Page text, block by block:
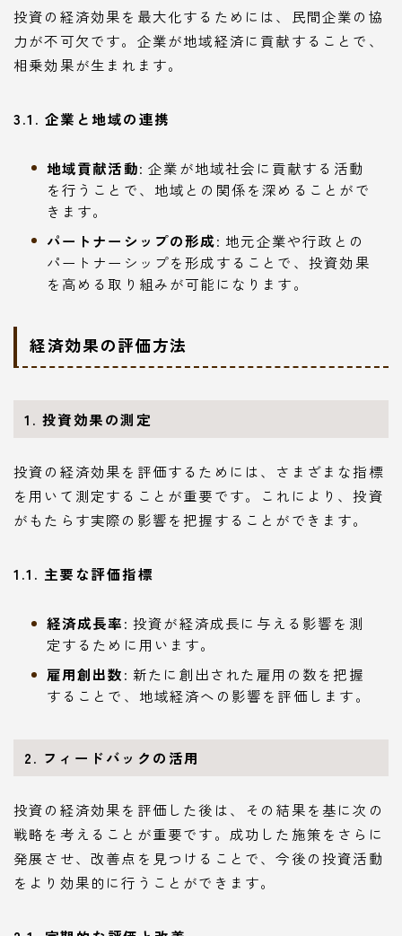
投資の経済効果を最大化するためには、民間企業の協
力が不可欠です。企業が地域経済に貢献することで、
相乗効果が生まれます。
3.1. 企業と地域の連携
地域貢献活動: 企業が地域社会に貢献する活動
を行うことで、地域との関係を深めることがで
きます。
パートナーシップの形成: 地元企業や行政との
パートナーシップを形成することで、投資効果
を高める取り組みが可能になります。
経済効果の評価方法
1. 投資効果の測定
投資の経済効果を評価するためには、さまざまな指標
を用いて測定することが重要です。これにより、投資
がもたらす実際の影響を把握することができます。
1.1. 主要な評価指標
経済成長率: 投資が経済成長に与える影響を測
定するために用います。
雇用創出数: 新たに創出された雇用の数を把握
することで、地域経済への影響を評価します。
2. フィードバックの活用
投資の経済効果を評価した後は、その結果を基に次の
戦略を考えることが重要です。成功した施策をさらに
発展させ、改善点を見つけることで、今後の投資活動
をより効果的に行うことができます。